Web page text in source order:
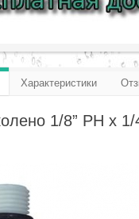
Характеристики
1/8” РН x